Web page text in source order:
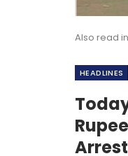
Also read in
HEADLINES